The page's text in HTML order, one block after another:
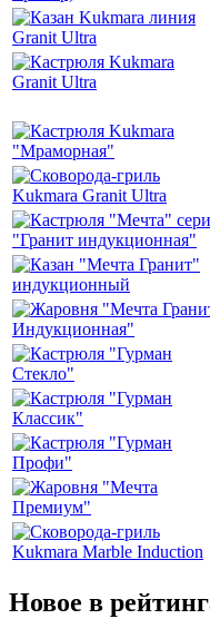
Новое в